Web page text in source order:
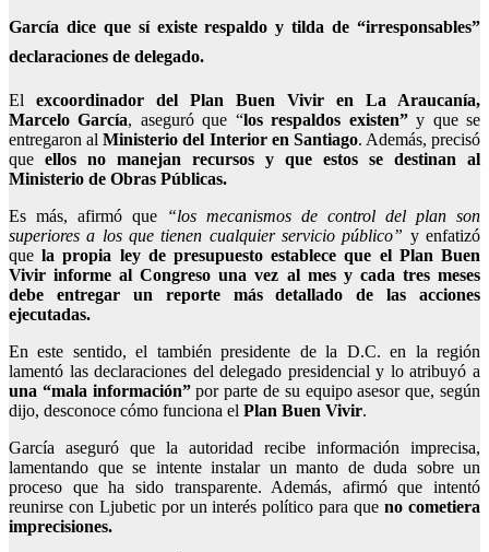
García dice que sí existe respaldo y tilda de “irresponsables”
declaraciones de delegado.
El excoordinador del Plan Buen Vivir en La Araucanía,
Marcelo García, aseguró que “los respaldos existen”y que se
entregaron alMinisterio del Interior en Santiago. Además, precisó
que ellos no manejan recursos y que estos se destinan al
Ministerio de Obras Públicas.
Es más, afirmó que
“los mecanismos de control del plan son
superiores a los que tienen cualquier servicio público” y enfatizó
quela propia ley de presupuesto establece que el Plan Buen
Vivir informe al Congreso una vez al mes y cada tres meses
debe entregar un reporte más detallado de las acciones
ejecutadas.
En este sentido, el también presidente de la D.C. en la región
lamentó las declaraciones del delegado presidencial y lo atribuyó a
una “mala información”por parte de su equipo asesor que, según
dijo, desconoce cómo funciona el Plan Buen Vivir.
García aseguró que la autoridad recibe información imprecisa,
lamentando que se intente instalar un manto de duda sobre un
proceso que ha sido transparente. Además, afirmó que intentó
reunirse con Ljubetic por un interés político para queno cometiera
imprecisiones.